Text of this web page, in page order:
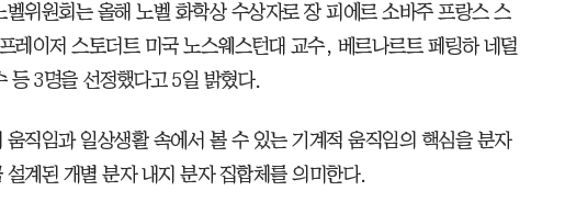
벨위원회는 올해 노벨 화학상 수상자로 장 피에르 소바주 프랑스 스
레이저 스토더트 미국 노스웨스턴대 교수, 베르나르트 페링하 네덜
등 3명을 선정했다고 5일 밝혔다.
움직임과 일상생활 속에서 볼 수 있는 기계적 움직임의 핵심을 분자
설계된 개별 분자 내지 분자 집합체를 의미한다.